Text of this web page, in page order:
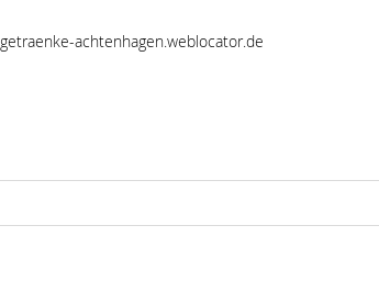
getraenke-achtenhagen.weblocator.de